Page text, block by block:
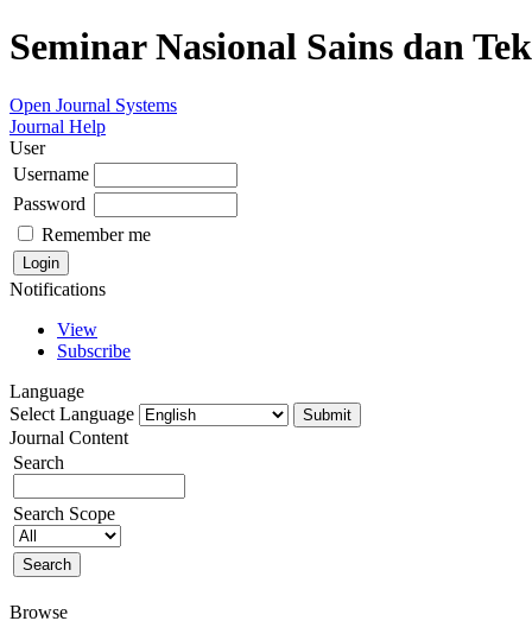
Seminar Nasional Sains dan
Open Journal Systems
Journal Help
User
Username
Password
Remember me
Notifications
View
Subscribe
Language
Select Language
Journal Content
Search
Search Scope
Browse